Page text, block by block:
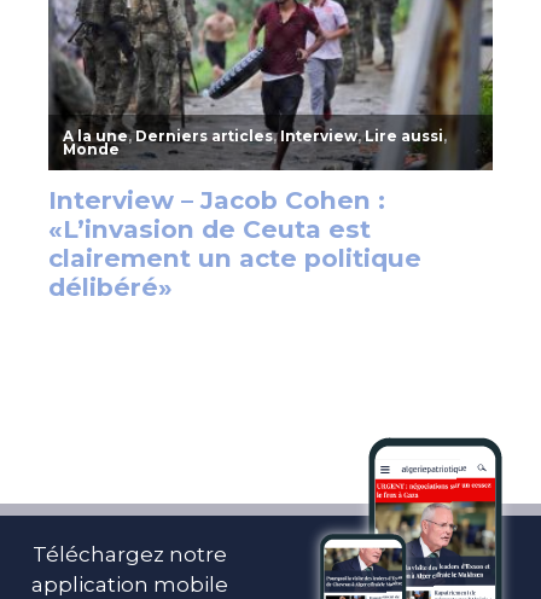
Téléchargez notre
application mobile